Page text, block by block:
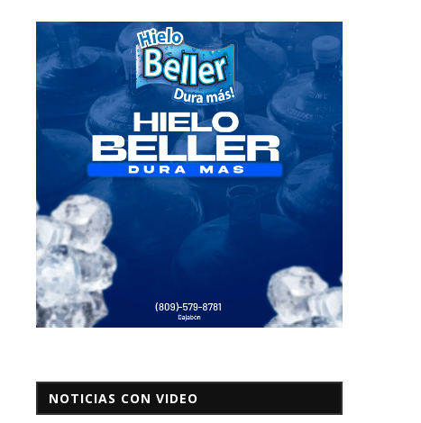
NOTICIAS CON VIDEO